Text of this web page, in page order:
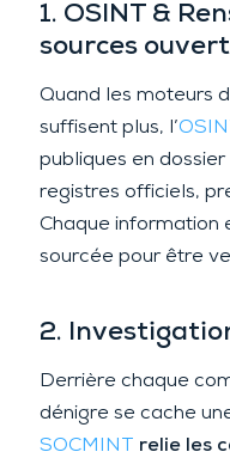
1. OSINT &
sources
Quand les moteurs
suffisent plus, l’
publiques en dossier
registres officiels,
Chaque information
sourcée pour être
2.
Derrière chaque
dénigre se cache
SOCMINT relie les